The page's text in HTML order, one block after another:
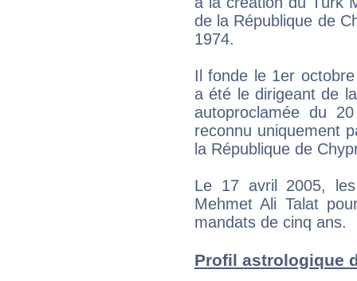
de la République de
1974.
Il fonde le 1er
a été le dirigeant de
autoproclamée du
reconnu uniquement
la République de
Le 17 avril 2005,
Mehmet Ali Talat
mandats de cinq ans.
Profil astrologique